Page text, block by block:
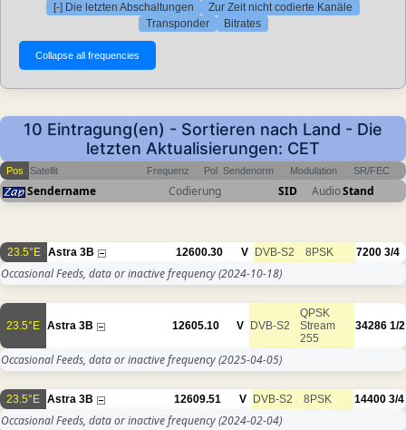
[-] Die letzten Abschaltungen
Zur Zeit nicht codierte Kanäle
Transponder
Bitrates
10 Eintragung(en) - Sortieren nach Land - Die
letzten Aktualisierungen: CET
Pos Satellit Frequenz Pol Sendenorm Modulation SR/FEC
Sendername Codierung SID AudioStand
23.5°E Astra 3B 12600.30 V DVB-S2 8PSK 7200 3/4
Occasional Feeds, data or inactive frequency(2024-10-18)
23.5°E Astra 3B 12605.10 V DVB-S2
QPSK
Stream
255
34286 1/2
Occasional Feeds, data or inactive frequency(2025-04-05)
23.5°E Astra 3B 12609.51 V DVB-S2 8PSK 14400 3/4
Occasional Feeds, data or inactive frequency(2024-02-04)